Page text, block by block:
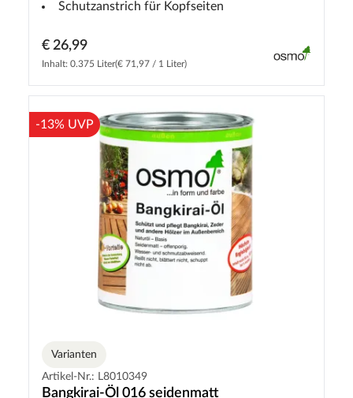
Schutzanstrich für Kopfseiten
€ 26,99
Inhalt: 0.375 Liter(€ 71,97 / 1 Liter)
-13% UVP
Varianten
Artikel-Nr.: L8010349
Bangkirai-Öl 016 seidenmatt